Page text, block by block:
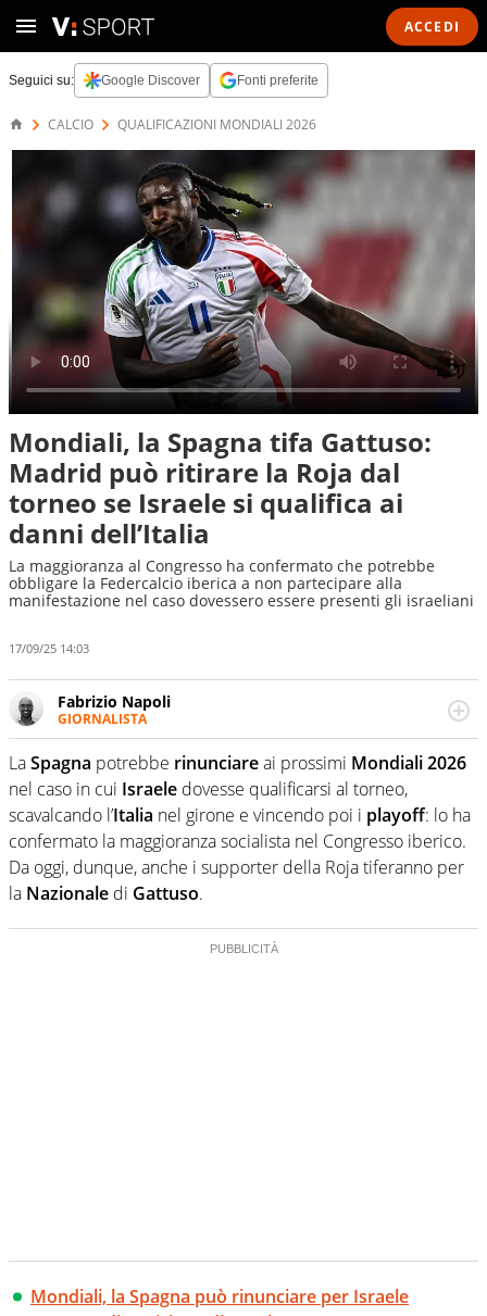
ACCEDI
Seguici su: Google Discover Fonti preferite
CALCIO QUALIFICAZIONI MONDIALI 2026
Mondiali, la Spagna tifa Gattuso:
Madrid può ritirare la Roja dal
torneo se Israele si qualifica ai
danni dell’Italia
La maggioranza al Congresso ha confermato che potrebbe
obbligare la Federcalcio iberica a non partecipare alla
manifestazione nel caso dovessero essere presenti gli israeliani
17/09/25 14:03
Fabrizio Napoli
GIORNALISTA
Giornalista professionista, per Virgilio Sport segue anche
il calcio ma è con la pallanuoto che esalta competenze e
passioni. Cura la comunicazione di HaBaWaBa, il più
grande festival di waterpolo per bambini al mondo
LaSpagna potrebbe rinunciareai prossimi Mondiali 2026
nel caso in cui Israele dovesse qualificarsi al torneo,
scavalcando l’Italia nel girone e vincendo poi i playoff: lo ha
confermato la maggioranza socialista nel Congresso iberico.
Da oggi, dunque, anche i supporter della Roja tiferanno per
la Nazionale di Gattuso.
Mondiali, la Spagna può rinunciare per Israele